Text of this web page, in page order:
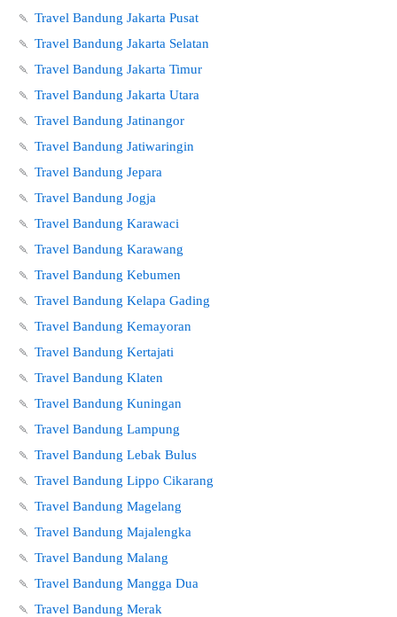
🍡 Travel Bandung Jakarta Pusat
🍡 Travel Bandung Jakarta Selatan
🍡 Travel Bandung Jakarta Timur
🍡 Travel Bandung Jakarta Utara
🍡 Travel Bandung Jatinangor
🍡 Travel Bandung Jatiwaringin
🍡 Travel Bandung Jepara
🍡 Travel Bandung Jogja
🍡 Travel Bandung Karawaci
🍡 Travel Bandung Karawang
🍡 Travel Bandung Kebumen
🍡 Travel Bandung Kelapa Gading
🍡 Travel Bandung Kemayoran
🍡 Travel Bandung Kertajati
🍡 Travel Bandung Klaten
🍡 Travel Bandung Kuningan
🍡 Travel Bandung Lampung
🍡 Travel Bandung Lebak Bulus
🍡 Travel Bandung Lippo Cikarang
🍡 Travel Bandung Magelang
🍡 Travel Bandung Majalengka
🍡 Travel Bandung Malang
🍡 Travel Bandung Mangga Dua
🍡 Travel Bandung Merak